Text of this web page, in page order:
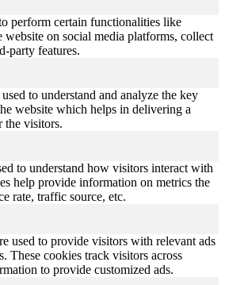
perform certain functionalities like
website on social media platforms, collect
party features.
to understand and analyze the key
website which helps in delivering a
the visitors.
to understand how visitors interact with
help provide information on metrics the
rate, traffic source, etc.
used to provide visitors with relevant ads
These cookies track visitors across
to provide customized ads.